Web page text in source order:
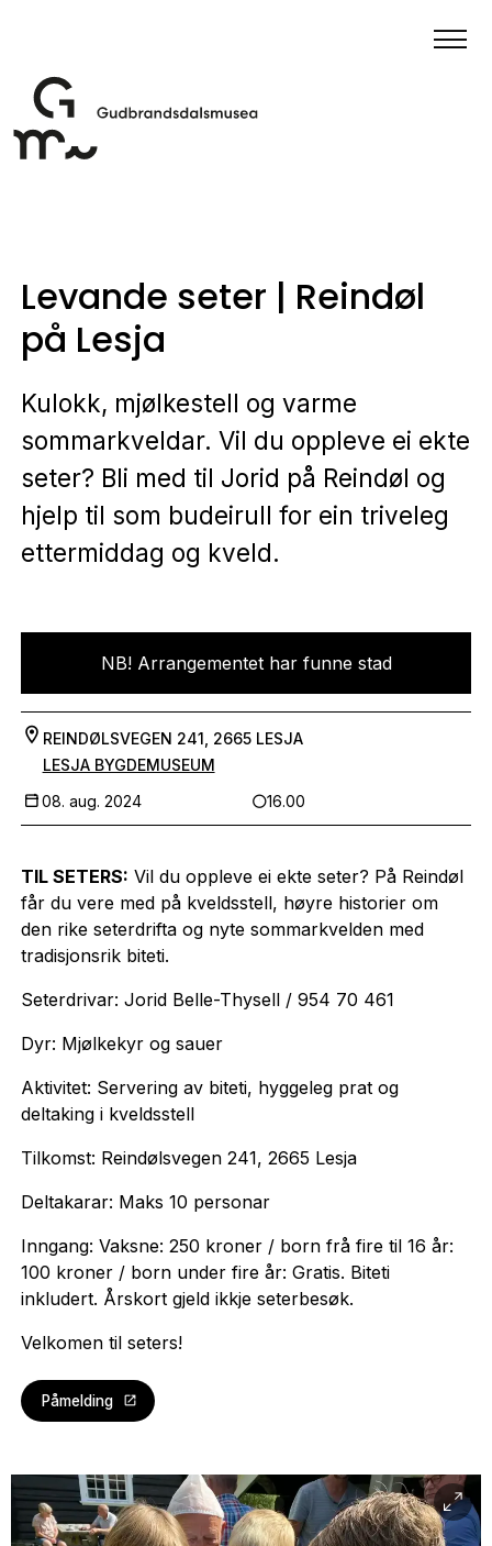
Levande seter | Reindøl
på Lesja
Kulokk, mjølkestell og varme
sommarkveldar. Vil du oppleve ei ekte
seter? Bli med til Jorid på Reindøl og
hjelp til som budeirull for ein triveleg
ettermiddag og kveld.
NB! Arrangementet har funne stad
REINDØLSVEGEN 241, 2665 LESJA
LESJA BYGDEMUSEUM
08. aug. 2024
16.00
TIL SETERS: Vil du oppleve ei ekte seter? På Reindøl
får du vere med på kveldsstell, høyre historier om
den rike seterdrifta og nyte sommarkvelden med
tradisjonsrik biteti.
Seterdrivar: Jorid Belle-Thysell / 954 70 461
Dyr: Mjølkekyr og sauer
Aktivitet: Servering av biteti, hyggeleg prat og
deltaking i kveldsstell
Tilkomst: Reindølsvegen 241, 2665 Lesja
Deltakarar: Maks 10 personar
Inngang: Vaksne: 250 kroner / born frå fire til 16 år:
100 kroner / born under fire år: Gratis. Biteti
inkludert. Årskort gjeld ikkje seterbesøk.
Velkomen til seters!
Påmelding